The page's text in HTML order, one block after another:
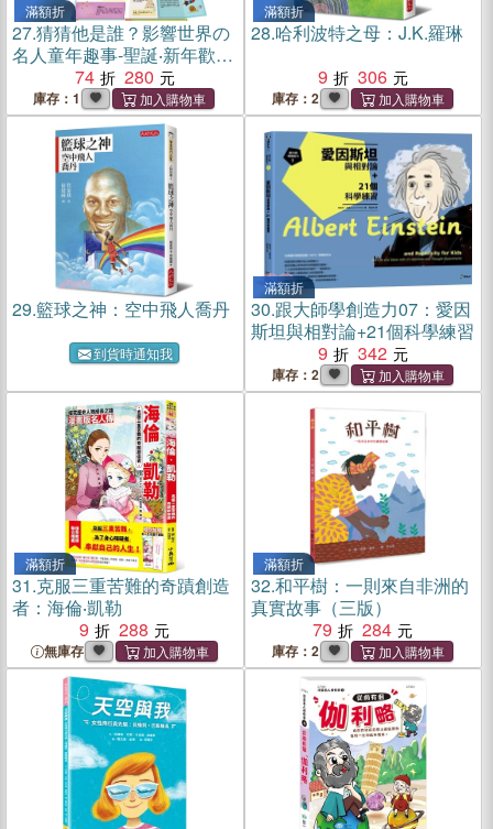
滿額折
27.猜猜他是誰？影響世界の
名人童年趣事-聖誕‧新年歡樂
74 280
庫存：1
滿額折
28.哈利波特之母：J.K.羅琳
9
306
庫存：2
29.籃球之神：空中飛人喬丹
到貨時通知我
滿額折
30.跟大師學創造力07：愛因
斯坦與相對論+21個科學練習
9
342
庫存：2
滿額折
31.克服三重苦難的奇蹟創造
者：海倫‧凱勒
9
288
無庫存
滿額折
32.和平樹：一則來自非洲的
真實故事（三版）
79
284
庫存：2